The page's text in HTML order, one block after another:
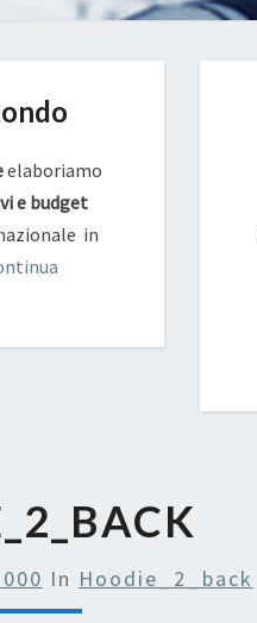
elaboriamo
e budget
in
In Hoodie_2_back